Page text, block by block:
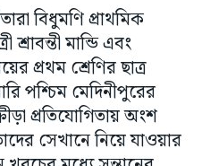
বিধুমণি প্রাথমিক
শ্রাবন্তী মান্ডি এবং
প্রথম শ্রেণির ছাত্র
পশ্চিম মেদিনীপুরের
প্রতিযোগিতায় অংশ
সেখানে নিয়ে যাওয়ার